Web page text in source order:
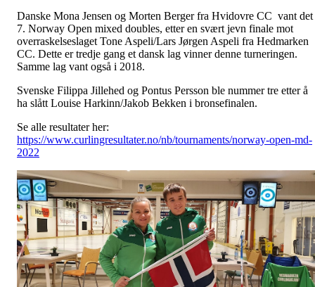
Danske Mona Jensen og Morten Berger fra Hvidovre CC vant det
7. Norway Open mixed doubles, etter en svært jevn finale mot
overraskelseslaget Tone Aspeli/Lars Jørgen Aspeli fra Hedmarken
CC. Dette er tredje gang et dansk lag vinner denne turneringen.
Samme lag vant også i 2018.
Svenske Filippa Jillehed og Pontus Persson ble nummer tre etter å
ha slått Louise Harkinn/Jakob Bekken i bronsefinalen.
Se alle resultater her:
https://www.curlingresultater.no/nb/tournaments/norway-open-md-
2022